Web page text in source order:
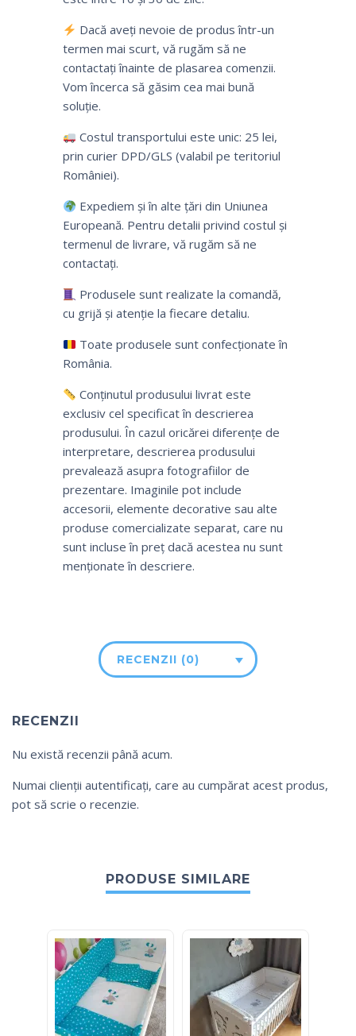
Dacă aveți nevoie de produs într-un
termen mai scurt, vă rugăm să ne
contactați înainte de plasarea comenzii.
Vom încerca să găsim cea mai bună
soluție.
Costul transportului este unic: 25 lei,
prin curier DPD/GLS (valabil pe teritoriul
României).
Expediem și în alte țări din Uniunea
Europeană. Pentru detalii privind costul și
termenul de livrare, vă rugăm să ne
contactați.
Produsele sunt realizate la comandă,
cu grijă și atenție la fiecare detaliu.
Toate produsele sunt confecționate în
România.
Conținutul produsului livrat este
exclusiv cel specificat în descrierea
produsului. În cazul oricărei diferențe de
interpretare, descrierea produsului
prevalează asupra fotografiilor de
prezentare. Imaginile pot include
accesorii, elemente decorative sau alte
produse comercializate separat, care nu
sunt incluse în preț dacă acestea nu sunt
menționate în descriere.
RECENZII (0)
RECENZII
Nu există recenzii până acum.
Numai clienții autentificați, care au cumpărat acest produs,
pot să scrie o recenzie.
PRODUSE SIMILARE